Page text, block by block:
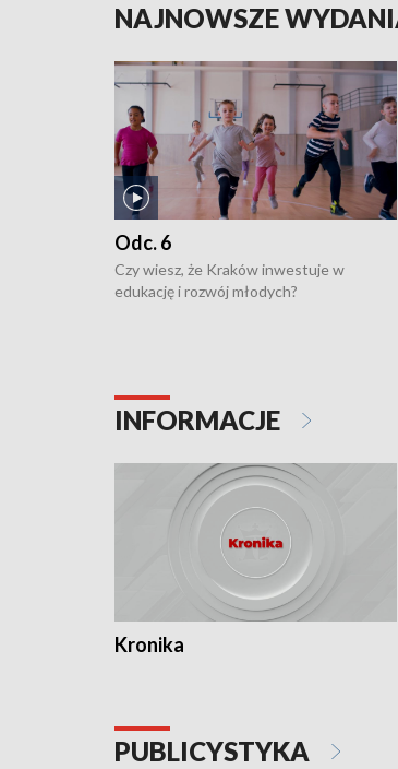
NAJNOWSZE
Odc. 6
Czy wiesz, że Kraków inwestuje w
edukację i rozwój młodych?
INFORMACJE
Kronika
PUBLICYSTYKA